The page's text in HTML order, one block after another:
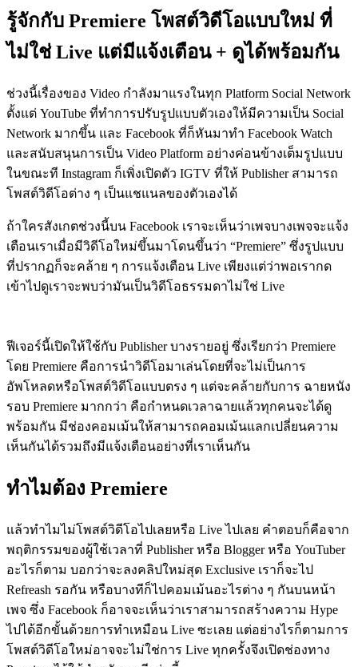
รู้จักกับ Premiere โพสต์วิดีโอแบบใหม่ ที่
ไม่ใช่ Live แต่มีแจ้งเตือน + ดูได้พร้อมกัน
ช่วงนี้เรื่องของ Video กำลังมาแรงในทุก Platform Social Network
ตั้งแต่ YouTube ที่ทำการปรับรูปแบบตัวเองให้มีความเป็น Social
Network มากขึ้น และ Facebook ที่ก็หันมาทำ Facebook Watch
และสนับสนุนการเป็น Video Platform อย่างค่อนข้างเต็มรูปแบบ
ในขณะที Instagram ก็เพิ่งเปิดตัว IGTV ที่ให้ Publisher สามารถ
โพสต์วิดีโอต่าง ๆ เป็นแชแนลของตัวเองได้
ถ้าใครสังเกตช่วงนี้บน Facebook เราจะเห็นว่าเพจบางเพจจะแจ้ง
เตือนเราเมื่อมีวิดีโอใหม่ขึ้นมาโดนขึ้นว่า “Premiere” ซึ่งรูปแบบ
ที่ปรากฏก็จะคล้าย ๆ การแจ้งเตือน Live เพียงแต่ว่าพอเรากด
เข้าไปดูเราจะพบว่ามันเป็นวิดีโอธรรมดาไม่ใช่ Live
ฟีเจอร์นี้เปิดให้ใช้กับ Publisher บางรายอยู่ ซึ่งเรียกว่า Premiere
โดย Premiere คือการนำวิดีโอมาเล่นโดยที่จะไม่เป็นการ
อัพโหลดหรือโพสต์วิดีโอแบบตรง ๆ แต่จะคล้ายกับการ ฉายหนัง
รอบ Premiere มากกว่า คือกำหนดเวลาฉายแล้วทุกคนจะได้ดู
พร้อมกัน มีช่องคอมเม้นให้สามารถคอมเม้นแลกเปลี่ยนความ
เห็นกันได้รวมถึงมีแจ้งเตือนอย่างที่เราเห็นกัน
ทำไมต้อง Premiere
แล้วทำไมไม่โพสต์วิดีโอไปเลยหรือ Live ไปเลย คำตอบก็คือจาก
พฤติกรรมของผู้ใช้เวลาที่ Publisher หรือ Blogger หรือ YouTuber
อะไรก็ตาม บอกว่าจะลงคลิปใหม่สุด Exclusive เราก็จะไป
Refreash รอกัน หรือบางทีก็ไปคอมเม้นอะไรต่าง ๆ กันบนหน้า
เพจ ซึ่ง Facebook ก็อาจจะเห็นว่าเราสามารถสร้างความ Hype
ไปได้อีกขั้นด้วยการทำเหมือน Live ซะเลย แต่อย่างไรก็ตามการ
โพสต์วิดีโอใหม่อาจจะไม่ใช่การ Live ทุกครั้งจึงเปิดช่องทาง